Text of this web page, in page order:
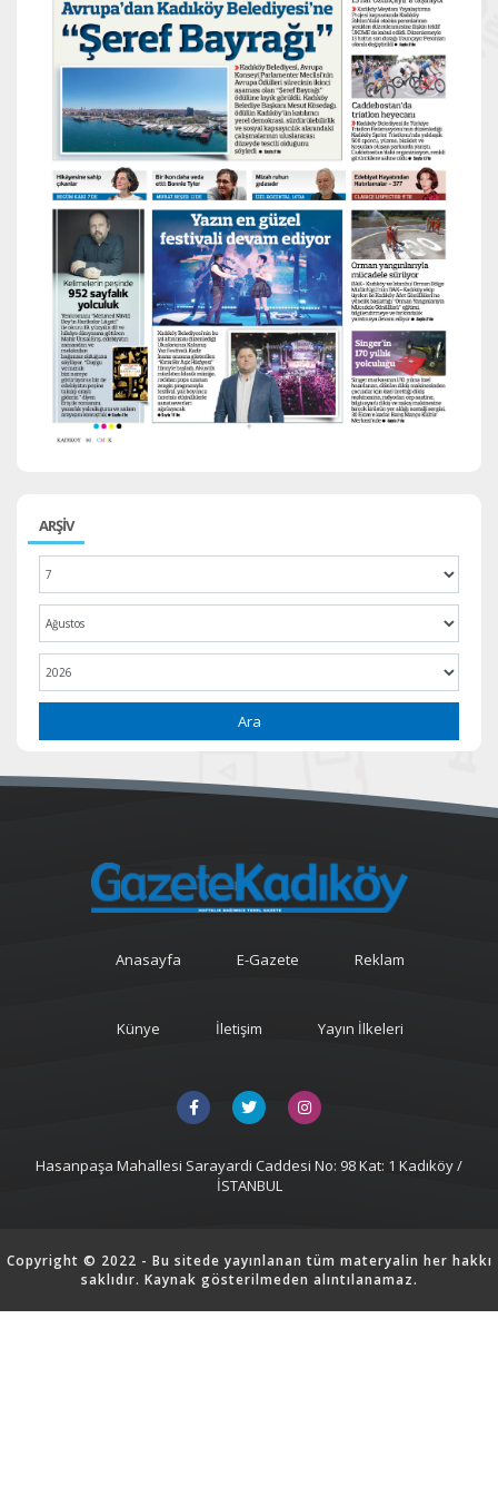
ARŞİV
Ara
Anasayfa E-Gazete Reklam
Künye İletişim Yayın İlkeleri
Hasanpaşa Mahallesi Sarayardi Caddesi No: 98 Kat: 1 Kadıköy /
İSTANBUL
Copyright © 2022 - Bu sitede yayınlanan tüm materyalin her hakkı
saklıdır. Kaynak gösterilmeden alıntılanamaz.